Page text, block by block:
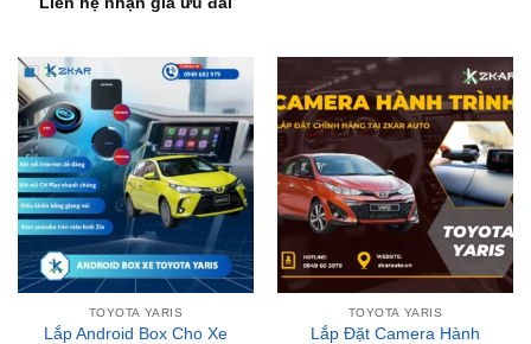
TOYOTA YARIS
Lắp Android Box Cho Xe
Toyota Yaris Tại TpHCM
Liên hệ nhận giá ưu đãi
TOYOTA YARIS
Lắp Đặt Camera Hành
Trình Xe Toyota Yaris Tại
TpHCM
Liên hệ nhận giá ưu đãi